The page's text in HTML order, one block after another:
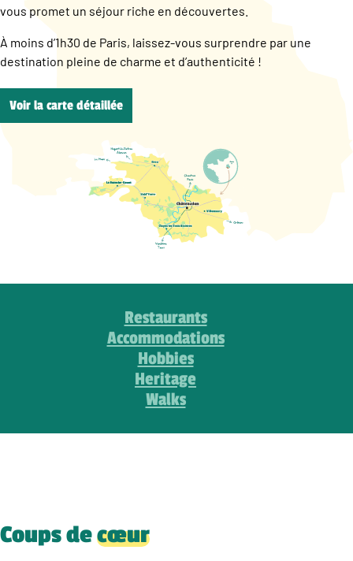
vous promet un séjour riche en découvertes.
À moins d’1h30 de Paris, laissez-vous surprendre par une
destination pleine de charme et d’authenticité !
Voir la carte détaillée
Restaurants
Accommodations
Hobbies
Heritage
Walks
Coups decœur